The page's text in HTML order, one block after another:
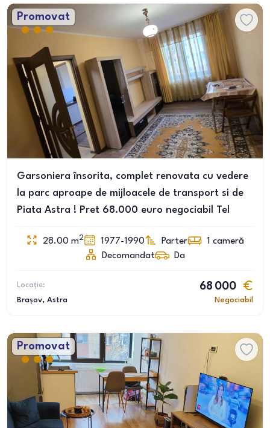
Promovat
Garsoniera însorita, complet renovata cu vedere
la parc aproape de mijloacele de transport si de
Piata Astra ! Pret 68.000 euro negociabil Tel
28.00 m2 1977-1990 Parter 1 cameră
Decomandat
Da
Locație:
Brașov, Astra
68 000
Negociabil
Promovat